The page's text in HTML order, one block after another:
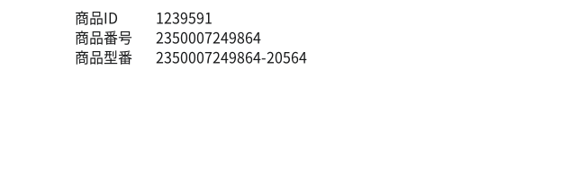
商品ID
1239591
商品番号
2350007249864
商品型番
2350007249864-20564